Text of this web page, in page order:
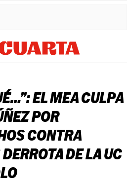
EL MEA CULPA
POR
CONTRA
DE LA UC